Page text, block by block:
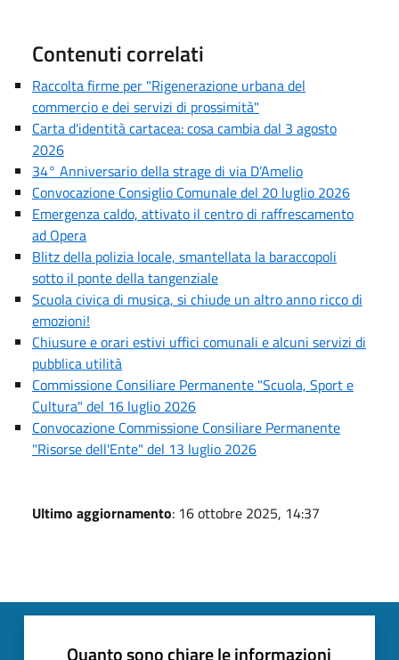
Contenuti correlati
Raccolta firme per "Rigenerazione urbana del
commercio e dei servizi di prossimità"
Carta d'identità cartacea: cosa cambia dal 3 agosto
2026
34° Anniversario della strage di via D’Amelio
Convocazione Consiglio Comunale del 20 luglio 2026
Emergenza caldo, attivato il centro di raffrescamento
ad Opera
Blitz della polizia locale, smantellata la baraccopoli
sotto il ponte della tangenziale
Scuola civica di musica, si chiude un altro anno ricco di
emozioni!
Chiusure e orari estivi uffici comunali e alcuni servizi di
pubblica utilità
Commissione Consiliare Permanente "Scuola, Sport e
Cultura" del 16 luglio 2026
Convocazione Commissione Consiliare Permanente
"Risorse dell'Ente" del 13 luglio 2026
Ultimo aggiornamento: 16 ottobre 2025, 14:37
Quanto sono chiare le informazioni